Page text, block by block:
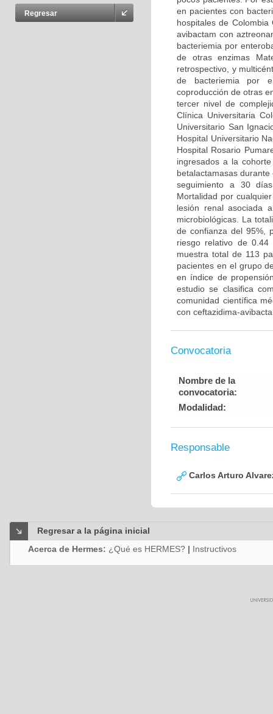
Regresar
en pacientes con
hospitales de
avibactam con
bacteriemia por
de otras enzimas
retrospectivo, y
de bacteriemia por
coproducción de otras
tercer nivel de
Clínica Universitaria
Universitario San
Hospital Universitario
Hospital Rosario
ingresados a la
betalactamasas
seguimiento a 30
Mortalidad por
lesión renal asociada
microbiológicas. La
de confianza del 95%,
riesgo relativo de
muestra total de 113
pacientes en el grupo
en índice de
estudio se clasifica
comunidad científica
con ceftazidima-
Convocatoria
Nombre de la
convocatoria:
Modalidad:
Responsable
Carlos Arturo
Regresar a la página inicial
Acerca de Hermes: ¿Qué es HERMES? | Instructivos